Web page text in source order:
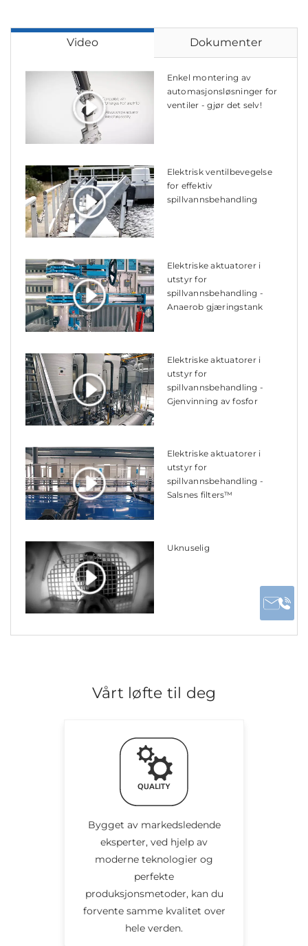
Video Dokumenter
Enkel montering av
automasjonsløsninger for
ventiler - gjør det selv!
Elektrisk ventilbevegelse
for effektiv
spillvannsbehandling
Elektriske aktuatorer i
utstyr for
spillvannsbehandling -
Anaerob gjæringstank
Elektriske aktuatorer i
utstyr for
spillvannsbehandling -
Gjenvinning av fosfor
Elektriske aktuatorer i
utstyr for
spillvannsbehandling -
Salsnes filters™
Uknuselig
Vårt løfte til deg
Bygget av markedsledende
eksperter, ved hjelp av
moderne teknologier og
perfekte
produksjonsmetoder, kan du
forvente samme kvalitet over
hele verden.